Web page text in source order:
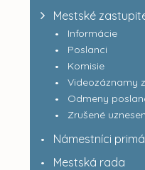
Mestské
Informácie
Poslanci
Komisie
Videozáznamy
Odmeny
Zrušené
Námestníci
Mestská rada